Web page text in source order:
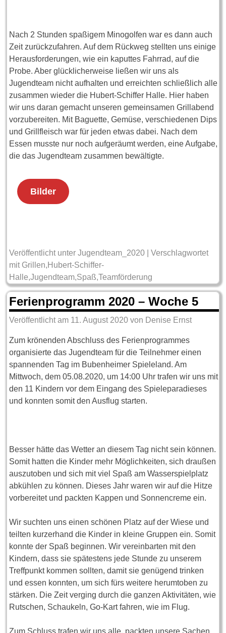
Nach 2 Stunden spaßigem Minogolfen war es dann auch
Zeit zurückzufahren. Auf dem Rückweg stellten uns einige
Herausforderungen, wie ein kaputtes Fahrrad, auf die
Probe. Aber glücklicherweise ließen wir uns als
Jugendteam nicht aufhalten und erreichten schließlich alle
zusammen wieder die Hubert-Schiffer Halle. Hier haben
wir uns daran gemacht unseren gemeinsamen Grillabend
vorzubereiten. Mit Baguette, Gemüse, verschiedenen Dips
und Grillfleisch war für jeden etwas dabei. Nach dem
Essen musste nur noch aufgeräumt werden, eine Aufgabe,
die das Jugendteam zusammen bewältigte.
Bilder
Veröffentlicht unter Jugendteam_2020 |Verschlagwortet
mit Grillen, Hubert-Schiffer-
Halle,Jugendteam,Spaß,Teamförderung
Ferienprogramm 2020 – Woche 5
Veröffentlicht am 11. August 2020 von Denise Ernst
Zum krönenden Abschluss des Ferienprogrammes
organisierte das Jugendteam für die Teilnehmer einen
spannenden Tag im Bubenheimer Spieleland. Am
Mittwoch, dem 05.08.2020, um 14:00 Uhr trafen wir uns mit
den 11 Kindern vor dem Eingang des Spieleparadieses
und konnten somit den Ausflug starten.
Besser hätte das Wetter an diesem Tag nicht sein können.
Somit hatten die Kinder mehr Möglichkeiten, sich draußen
auszutoben und sich mit viel Spaß am Wasserspielplatz
abkühlen zu können. Dieses Jahr waren wir auf die Hitze
vorbereitet und packten Kappen und Sonnencreme ein.
Wir suchten uns einen schönen Platz auf der Wiese und
teilten kurzerhand die Kinder in kleine Gruppen ein. Somit
konnte der Spaß beginnen. Wir vereinbarten mit den
Kindern, dass sie spätestens jede Stunde zu unserem
Treffpunkt kommen sollten, damit sie genügend trinken
und essen konnten, um sich fürs weitere herumtoben zu
stärken. Die Zeit verging durch die ganzen Aktivitäten, wie
Rutschen, Schaukeln, Go-Kart fahren, wie im Flug.